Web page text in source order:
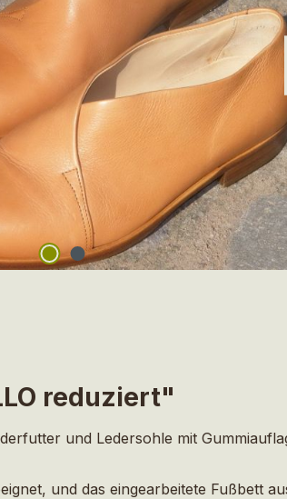
reduziert"
und Ledersohle mit
und das eingearbeitete Fußbett